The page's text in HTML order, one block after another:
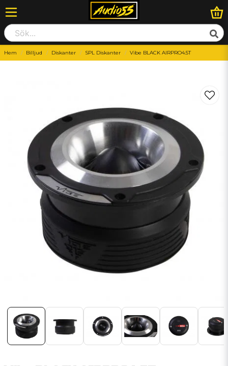
Hem Billjud Diskanter SPL Diskanter Vibe BLACK AIRPRO4.5T